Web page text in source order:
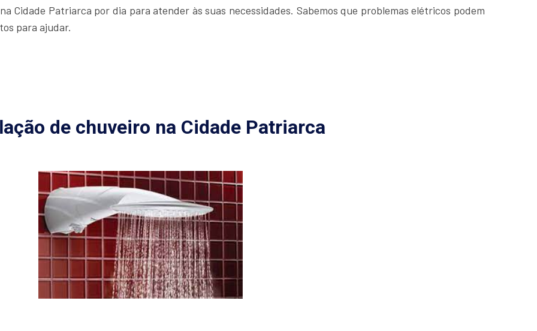
Cidade Patriarca por dia para atender às suas necessidades. Sabemos que problemas elétricos podem
para ajudar.
de chuveiro na Cidade Patriarca